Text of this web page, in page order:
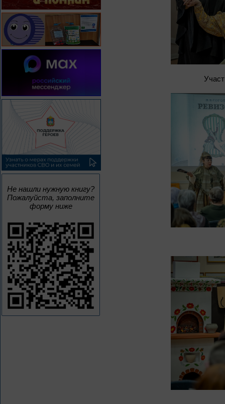
Не нашли нужную книгу?
Пожалуйста, заполните
форму ниже